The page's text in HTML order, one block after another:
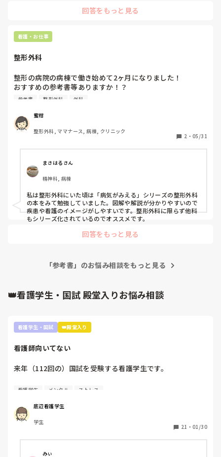
回答をもっと見る
看護・お仕事
整形外科
整形の病院の病棟で働き始めて2ヶ月になりました！
おすすめの参考書等ありますか！？
整形外科で働くにあたって参考になる本等あれば教えて頂き
参考書 整形外科 外科
蜜柑
整形外科, ママナース, 病棟, クリニック
2 ・ 05/31
まさはるさん
精神科, 病棟
私は整形外科にいた頃は「病気がみえる」シリーズの整形外科
の本をみて勉強していました。図解や解説が分かりやすいので
疾患や看護のイメージがしやすいです。整形外科に限らず他科
もシリーズ化されているのでオススメです。
回答をもっと見る
「参考書」のお悩み相談をもっと見る
👑看護学生・国試 殿堂入りお悩み相談
看護学生・国試 👑殿堂入り
看護師向いてない
来年（112回の）国試を受験する看護学生です。
看護師を目指した最初のきっかけが親から勧められたこと
失礼ですがお金がもらえることと親が勧めたからという理由
しかない。進路希望調査、就職したくないって書きたかった
ですが、書けませんでした。
実習もつらくて。要領悪いので此間も実習中徹夜しました。
先生は睡眠時間が少ないのは知識がないからだと言われ、さ
看護学生 メンタル ストレス
底辺看護学生
学生
21 ・ 01/30
みぃ